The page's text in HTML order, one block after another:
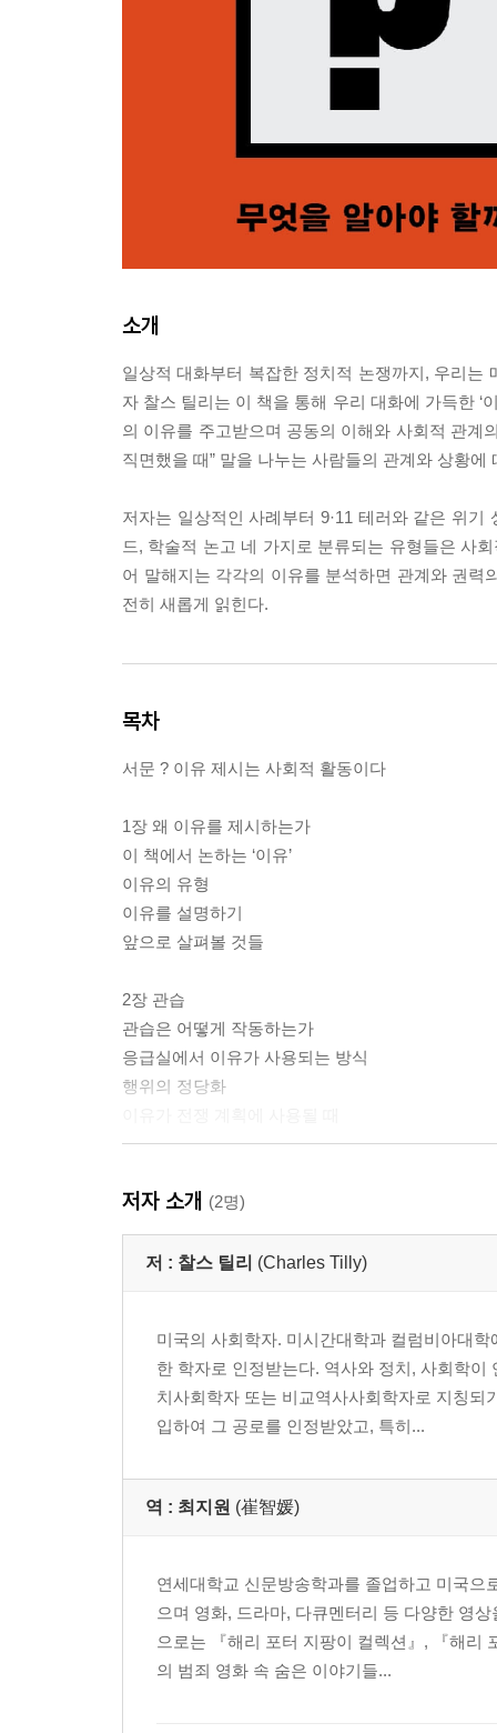
소개
일상적 대화부터 복잡한 정치적 논쟁까지, 우리는
자 찰스 틸리는 이 책을 통해 우리 대화에 가득한 ‘
의 이유를 주고받으며 공동의 이해와 사회적 관계
직면했을 때” 말을 나누는 사람들의 관계와 상황
저자는 일상적인 사례부터 9·11 테러와 같은 위
드, 학술적 논고 네 가지로 분류되는 유형들은 사
어 말해지는 각각의 이유를 분석하면 관계와 권력
전히 새롭게 읽힌다.
목차
서문 ? 이유 제시는 사회적 활동이다
1장 왜 이유를 제시하는가
이 책에서 논하는 ‘이유’
이유의 유형
이유를 설명하기
앞으로 살펴볼 것들
2장 관습
관습은 어떻게 작동하는가
응급실에서 이유가 사용되는 방식
행위의 정당화
이야기의 미덕
이야기의 작용
수사학으로서의 이야기
악당의 자서전
투병기
4장 코드
의료 코드
이야기를 코드로 전환하기
코드의 약점
5장 학술적 논고
저자 소개 (2명)
저 : 찰스 틸리 (Charles Tilly)
미국의 사회학자. 미시간대학과 컬럼비아대
한 학자로 인정받는다. 역사와 정치, 사회학
치사회학자 또는 비교역사사회학자로 지칭
입하여 그 공로를 인정받았고, 특히...
역 : 최지원 (崔智媛)
연세대학교 신문방송학과를 졸업하고 미국
으며 영화, 드라마, 다큐멘터리 등 다양한 영
으로는 『해리 포터 지팡이 컬렉션』, 『해리
의 범죄 영화 속 숨은 이야기들...